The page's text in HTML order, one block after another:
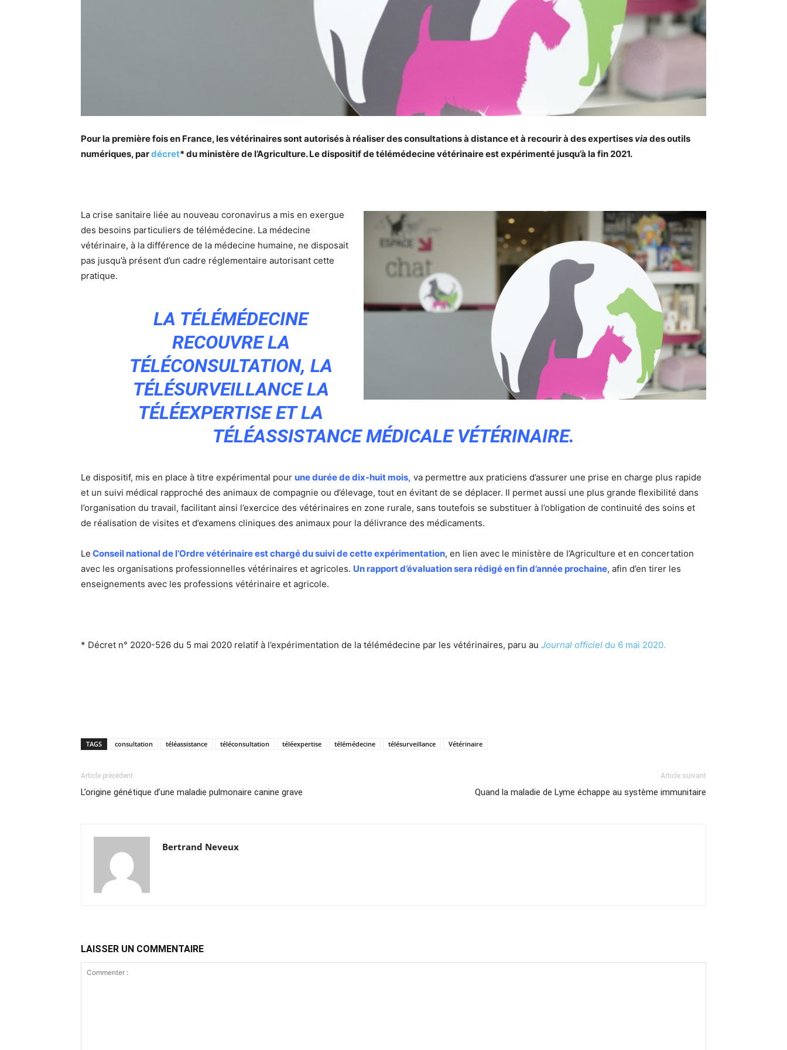
Pour la première fois en France, les vétérinaires sont autorisés à réaliser des consultations à distance et à recourir à des expertises via des outils
numériques, pardécret* du ministère de l’Agriculture. Le dispositif de télémédecine vétérinaire est expérimenté jusqu’à la fin 2021.
La crise sanitaire liée au nouveau coronavirus a mis en exergue
des besoins particuliers de télémédecine. La médecine
vétérinaire, à la différence de la médecine humaine, ne disposait
pas jusqu’à présent d’un cadre réglementaire autorisant cette
pratique.
LA TÉLÉMÉDECINE
RECOUVRE LA
TÉLÉCONSULTATION, LA
TÉLÉSURVEILLANCE LA
TÉLÉEXPERTISE ET LA
TÉLÉASSISTANCE MÉDICALE VÉTÉRINAIRE.
Le dispositif, mis en place à titre expérimental pour une durée de dix-huit mois, va permettre aux praticiens d’assurer une prise en charge plus rapide
et un suivi médical rapproché des animaux de compagnie ou d’élevage, tout en évitant de se déplacer. Il permet aussi une plus grande flexibilité dans
l’organisation du travail, facilitant ainsi l’exercice des vétérinaires en zone rurale, sans toutefois se substituer à l’obligation de continuité des soins et
de réalisation de visites et d’examens cliniques des animaux pour la délivrance des médicaments.
Le Conseil national de l’Ordre vétérinaire est chargé du suivi de cette expérimentation, en lien avec le ministère de l’Agriculture et en concertation
avec les organisations professionnelles vétérinaires et agricoles. Un rapport d’évaluation sera rédigé en fin d’année prochaine, afin d’en tirer les
enseignements avec les professions vétérinaire et agricole.
* Décret n° 2020-526 du 5 mai 2020 relatif à l’expérimentation de la télémédecine par les vétérinaires, paru au Journal officiel du 6 mai 2020.
TAGS consultation téléassistance téléconsultation téléexpertise télémédecine télésurveillance Vétérinaire
Article précédent
L’origine génétique d’une maladie pulmonaire canine grave
Article suivant
Quand la maladie de Lyme échappe au système immunitaire
Bertrand Neveux
LAISSER UN COMMENTAIRE